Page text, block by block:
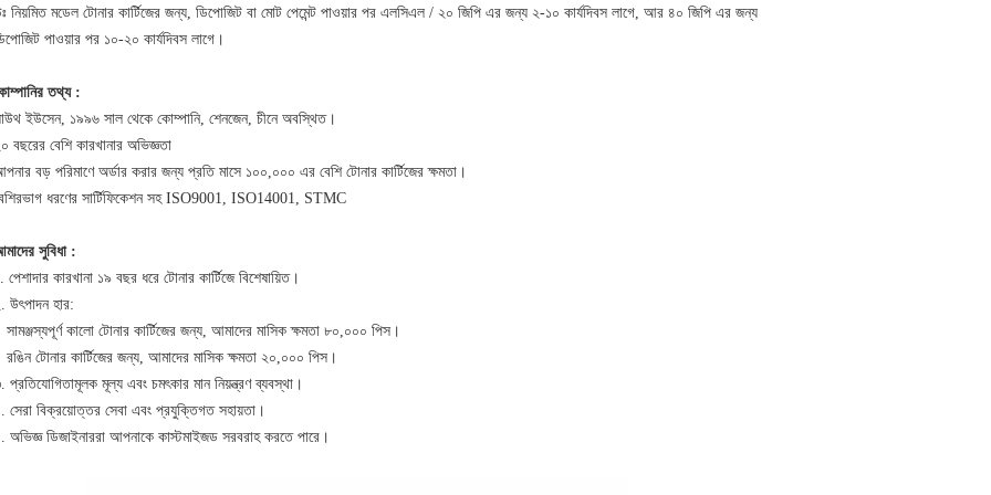
নিয়মিত মডেল টোনার কার্টিজের জন্য, ডিপোজিট বা মোট পেমেন্ট পাওয়ার পর এলসিএল / ২০ জিপি এর জন্য ২-১০ কার্যদিবস লাগে, আর ৪০ জিপি এর জন্য
পাওয়ার পর ১০-২০ কার্যদিবস লাগে।
তথ্য :
ইউসেন, ১৯৯৬ সাল থেকে কোম্পানি, শেনজেন, চীনে অবস্থিত।
বছরের বেশি কারখানার অভিজ্ঞতা
বড় পরিমাণে অর্ডার করার জন্য প্রতি মাসে ১০০,০০০ এর বেশি টোনার কার্টিজের ক্ষমতা।
ধরণের সার্টিফিকেশন সহ ISO9001, ISO14001, STMC
সুবিধা :
পেশাদার কারখানা ১৯ বছর ধরে টোনার কার্টিজে বিশেষায়িত।
উৎপাদন হার:
সামঞ্জস্যপূর্ণ কালো টোনার কার্টিজের জন্য, আমাদের মাসিক ক্ষমতা ৮০,০০০ পিস।
রঙিন টোনার কার্টিজের জন্য, আমাদের মাসিক ক্ষমতা ২০,০০০ পিস।
প্রতিযোগিতামূলক মূল্য এবং চমৎকার মান নিয়ন্ত্রণ ব্যবস্থা।
সেরা বিক্রয়োত্তর সেবা এবং প্রযুক্তিগত সহায়তা।
অভিজ্ঞ ডিজাইনাররা আপনাকে কাস্টমাইজড সরবরাহ করতে পারে।